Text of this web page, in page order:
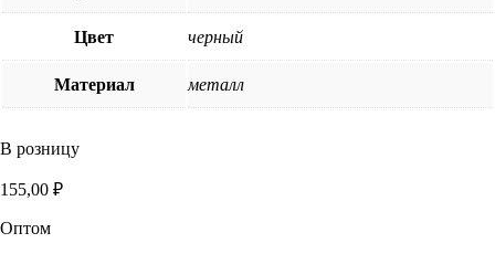
Цвет черный
Материал металл
В розницу
155,00 ₽
Оптом